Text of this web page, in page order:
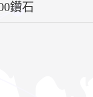
鑽石